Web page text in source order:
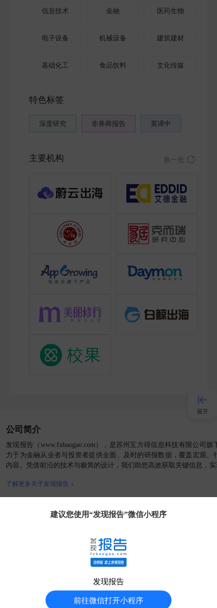
信息技术 金融 医药生物
电子设备 机械设备 建筑建材
基础化工 食品饮料 文化传媒
特色标签
深度研究 非券商报告 英译中
主要机构 换一批
公司简介
发现报告（www.fxbaogao.com），是苏州互方得信息科技有限公司
力于为金融从业者与投资者提供全面、及时的研报数据，覆盖宏观、
内容。凭借前沿的技术与极简的设计，我们助您高效获取关键信息，
了解更多关于发现报告 >
客户端
AI工具箱 外贸收款 AIGC工具导航 华经情报网
福昕PDF阅读器 中商情报网 前瞻经济学人
建议您使用“发现报告”微信小程序
发现报告
前往微信打开小程序
展开
接入AI
小程序
APP